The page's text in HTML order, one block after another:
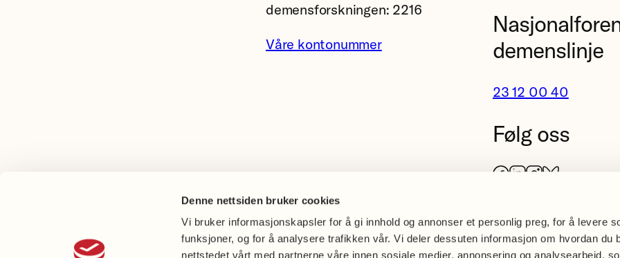
Denne nettsiden bruker cookies
Vi bruker informasjonskapsler for å gi innhold og annonser et personlig preg, for å levere
funksjoner, og for å analysere trafikken vår. Vi deler dessuten informasjon om hvordan du
nettstedet vårt med partnerne våre innen sosiale medier, annonsering og analysearbeid,
demensforskningen: 2216
Våre kontonummer
demenslinje
23 12 00 40
Følg oss
Facebook
LinkedIn
Instagram
Bluesky